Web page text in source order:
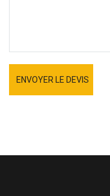
ENVOYER LE DEVIS